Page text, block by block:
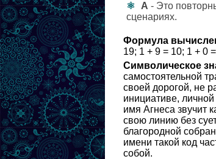
А - Это
сценариях.
Формула
19; 1 + 9 = 10; 1 + 0
Символическое
самостоятельной
своей дорогой, не
инициативе,
имя Агнеса звучит
свою линию без
благородной
имени такой код
собой.